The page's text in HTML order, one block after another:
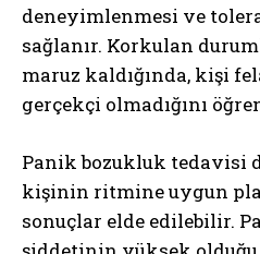
deneyimlenmesi ve
sağlanır. Korkulan
maruz kaldığında, kişi
gerçekçi olmadığını
Panik bozukluk tedavisi
kişinin ritmine uygun
sonuçlar elde edilebilir.